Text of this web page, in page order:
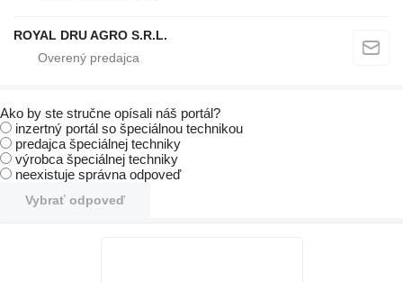
ROYAL DRU AGRO S.R.L.
Ako by ste stručne opísali náš portál?
inzertný portál so špeciálnou technikou
predajca špeciálnej techniky
výrobca špeciálnej techniky
neexistuje správna odpoveď
Vybrať odpoveď